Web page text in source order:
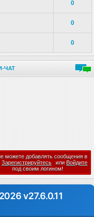
0
0
0
ЧАТ
можете добавлять сообщения в
Зарегистрируйтесь или Войдите
под своим логином!
v27.6.0.11